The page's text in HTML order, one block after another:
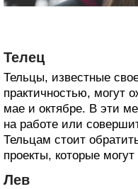
Телец
Тельцы, известные
практичностью, могут
мае и октябре. В эти
на работе или
Тельцам стоит
проекты, которые
Лев